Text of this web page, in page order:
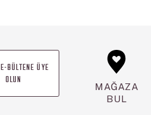
E-BÜLTENE ÜYE
OLUN
MAĞAZA
BUL